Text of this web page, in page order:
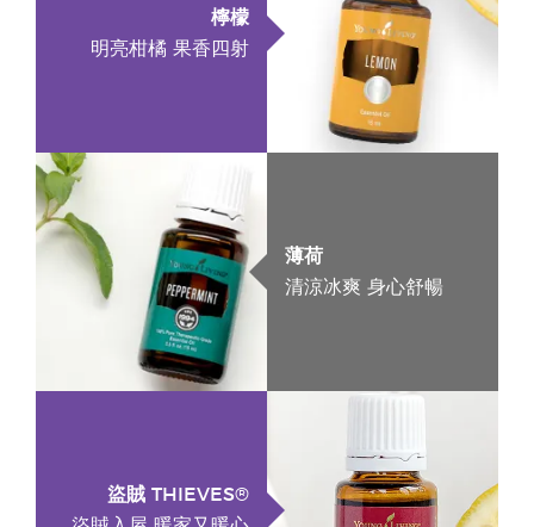
檸檬
明亮柑橘 果香四射
薄荷
清涼冰爽 身心舒暢
盜賊 THIEVES®